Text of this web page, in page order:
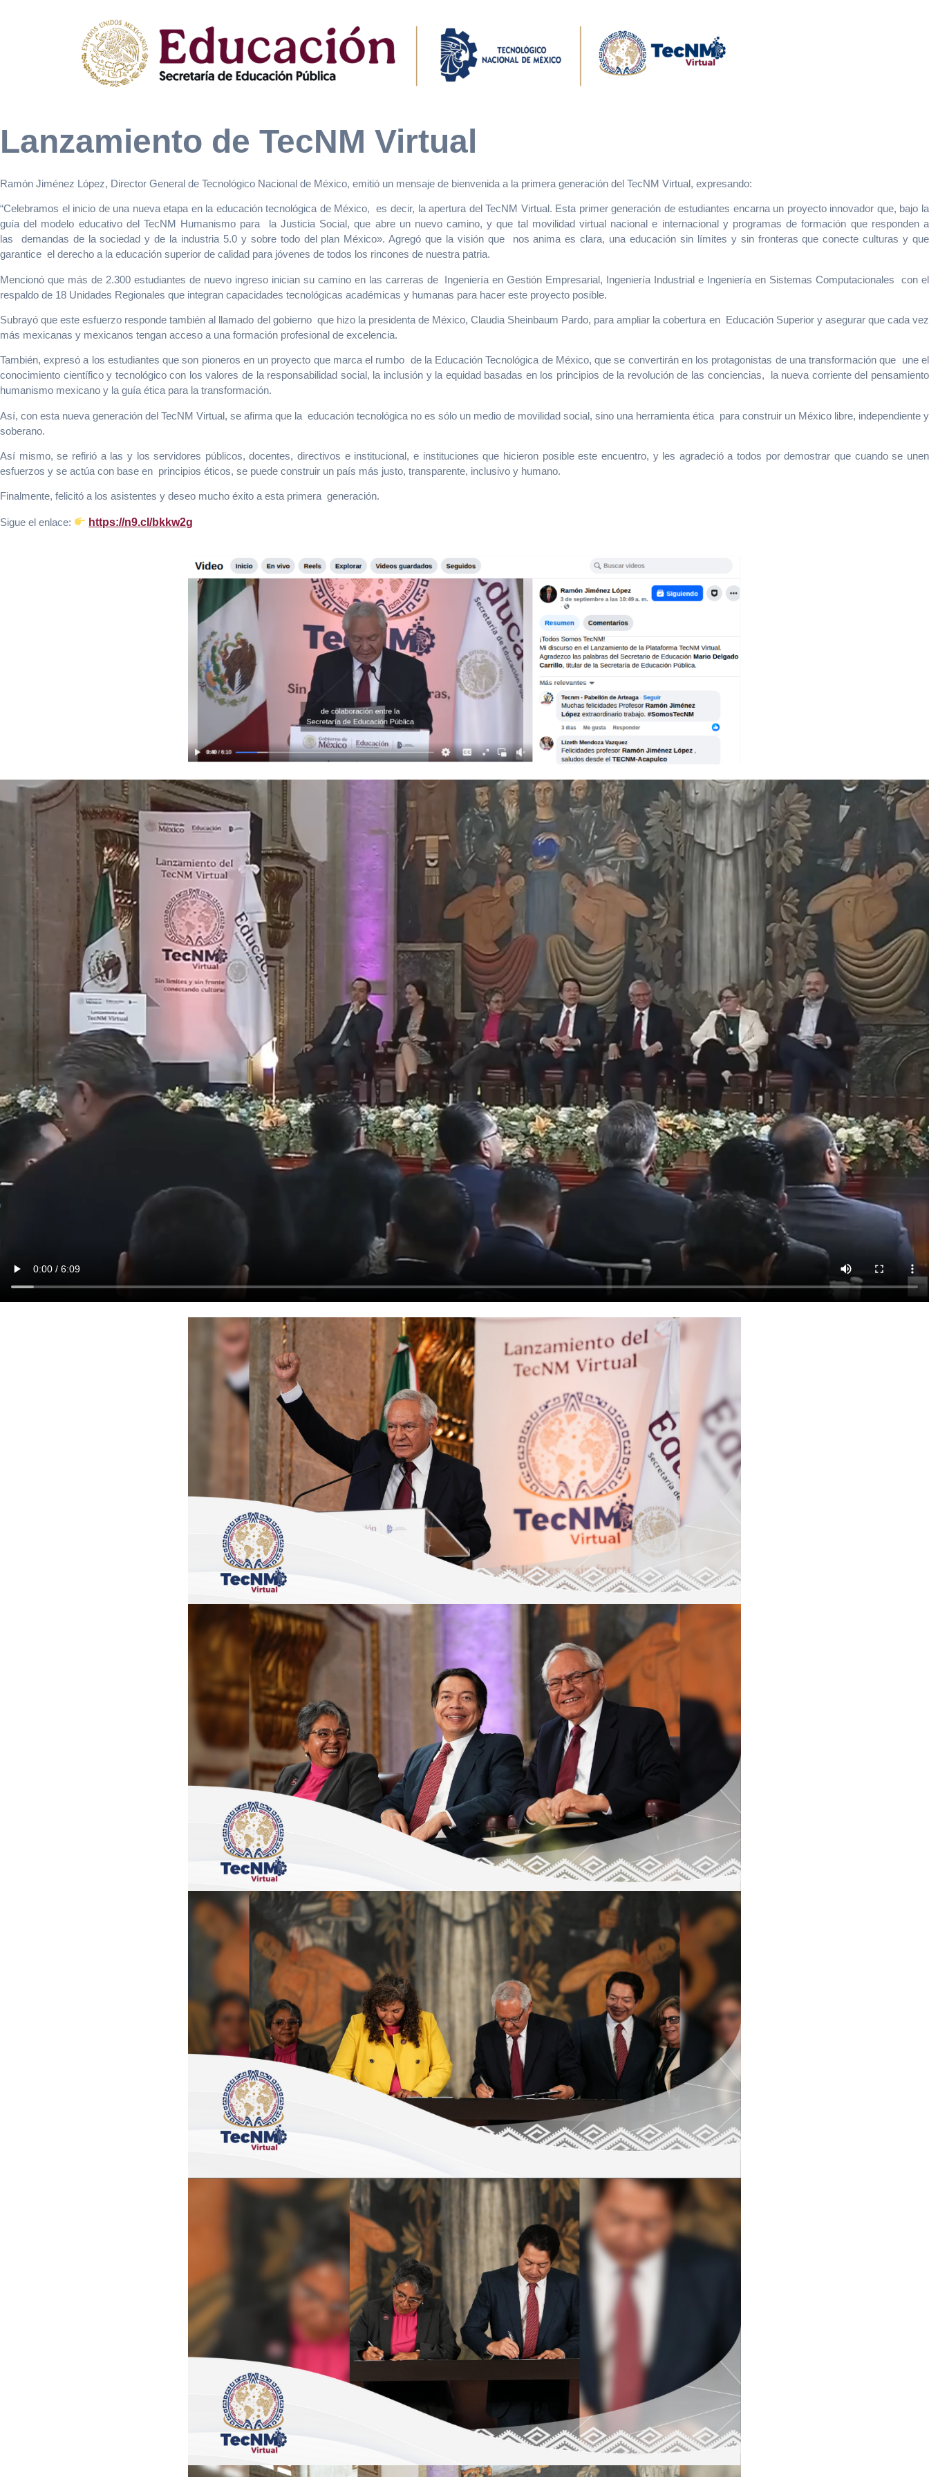
Lanzamiento de TecNM Virtual
Ramón Jiménez López, Director General de Tecnológico Nacional de México, emitió un mensaje de bienvenida a la primera generación del TecNM Virtual, expresando:
“Celebramos el inicio de una nueva etapa en la educación tecnológica de México, es decir, la apertura del TecNM Virtual. Esta primer generación de estudiantes encarna un proyecto innovador que, bajo la
guía del modelo educativo del TecNM Humanismo para la Justicia Social, que abre un nuevo camino, y que tal movilidad virtual nacional e internacional y programas de formación que responden a
las demandas de la sociedad y de la industria 5.0 y sobre todo del plan México». Agregó que la visión que nos anima es clara, una educación sin límites y sin fronteras que conecte culturas y que
garantice el derecho a la educación superior de calidad para jóvenes de todos los rincones de nuestra patria.
Mencionó que más de 2.300 estudiantes de nuevo ingreso inician su camino en las carreras de Ingeniería en Gestión Empresarial, Ingeniería Industrial e Ingeniería en Sistemas Computacionales con el
respaldo de 18 Unidades Regionales que integran capacidades tecnológicas académicas y humanas para hacer este proyecto posible.
Subrayó que este esfuerzo responde también al llamado del gobierno que hizo la presidenta de México, Claudia Sheinbaum Pardo, para ampliar la cobertura en Educación Superior y asegurar que cada vez
más mexicanas y mexicanos tengan acceso a una formación profesional de excelencia.
También, expresó a los estudiantes que son pioneros en un proyecto que marca el rumbo de la Educación Tecnológica de México, que se convertirán en los protagonistas de una transformación que une el
conocimiento científico y tecnológico con los valores de la responsabilidad social, la inclusión y la equidad basadas en los principios de la revolución de las conciencias, la nueva corriente del pensamiento
humanismo mexicano y la guía ética para la transformación.
Así, con esta nueva generación del TecNM Virtual, se afirma que la educación tecnológica no es sólo un medio de movilidad social, sino una herramienta ética para construir un México libre, independiente y
soberano.
Así mismo, se refirió a las y los servidores públicos, docentes, directivos e institucional, e instituciones que hicieron posible este encuentro, y les agradeció a todos por demostrar que cuando se unen
esfuerzos y se actúa con base en principios éticos, se puede construir un país más justo, transparente, inclusivo y humano.
Finalmente, felicitó a los asistentes y deseo mucho éxito a esta primera generación.
Sigue el enlace: https://n9.cl/bkkw2g